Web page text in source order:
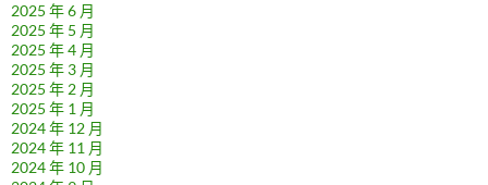
2025 年 6 月
2025 年 5 月
2025 年 4 月
2025 年 3 月
2025 年 2 月
2025 年 1 月
2024 年 12 月
2024 年 11 月
2024 年 10 月